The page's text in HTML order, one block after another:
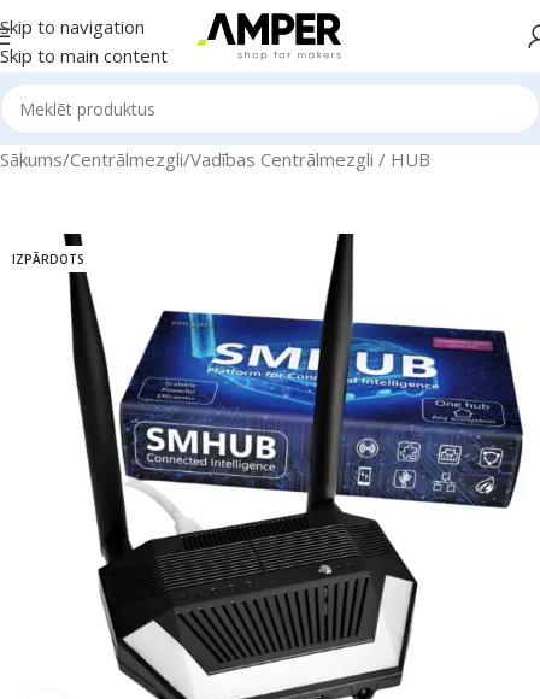
Skip to navigation
Skip to main content
Sākums/Centrālmezgli/Vadības Centrālmezgli / HUB
IZPĀRDOTS